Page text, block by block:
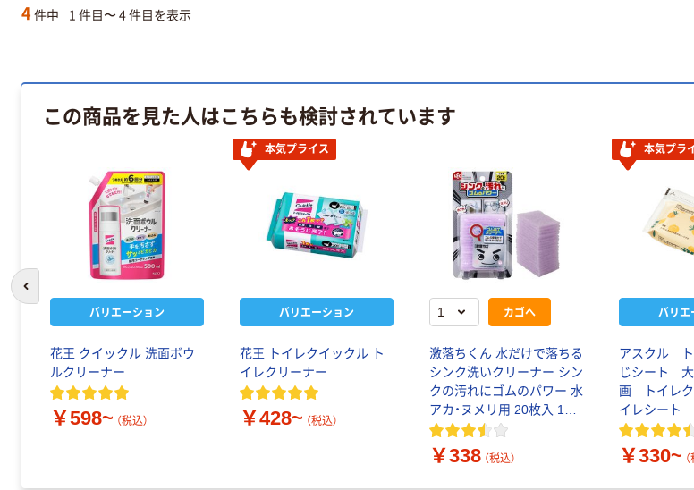
4 件中 1 件目〜 4 件目を表示
この商品を見た人はこちらも検討されています
バリエーション
花王 クイックル 洗面ボウ
ルクリーナー
￥598~ （税込）
本気プライス
バリエーション
花王 トイレクイックル ト
イレクリーナー
￥428~ （税込）
カゴへ
激落ちくん 水だけで落ちる
シンク洗いクリーナー シン
クの汚れにゴムのパワー 水
アカ・ヌメリ用 20枚入 1個
レック
￥338 （税込）
本気プラ
バリエ
アスクル ト
じシート
画 トイレ
イレシート
￥330~
前のスライドへ